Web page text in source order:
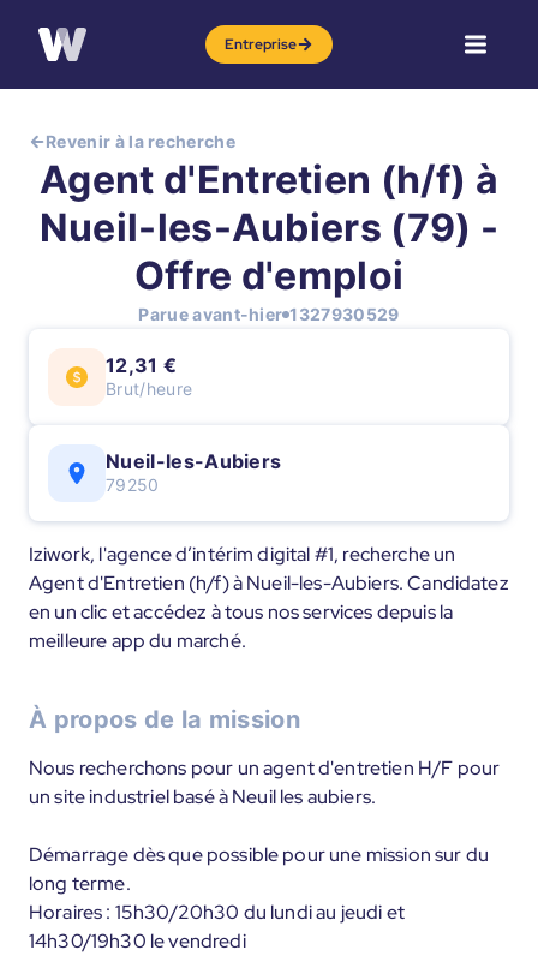
Entreprise
Revenir à la recherche
Agent d'Entretien (h/f) à
Nueil-les-Aubiers (79) -
Offre d'emploi
Parue avant-hier 1327930529
12,31 €
Brut/heure
Nueil-les-Aubiers
79250
Iziwork, l'agence d’intérim digital #1, recherche un
Agent d'Entretien (h/f) à Nueil-les-Aubiers. Candidatez
en un clic et accédez à tous nos services depuis la
meilleure app du marché.
À propos de la mission
Nous recherchons pour un agent d'entretien H/F pour
un site industriel basé à Neuil les aubiers.
Démarrage dès que possible pour une mission sur du
long terme.
Horaires : 15h30/20h30 du lundi au jeudi et
14h30/19h30 le vendredi